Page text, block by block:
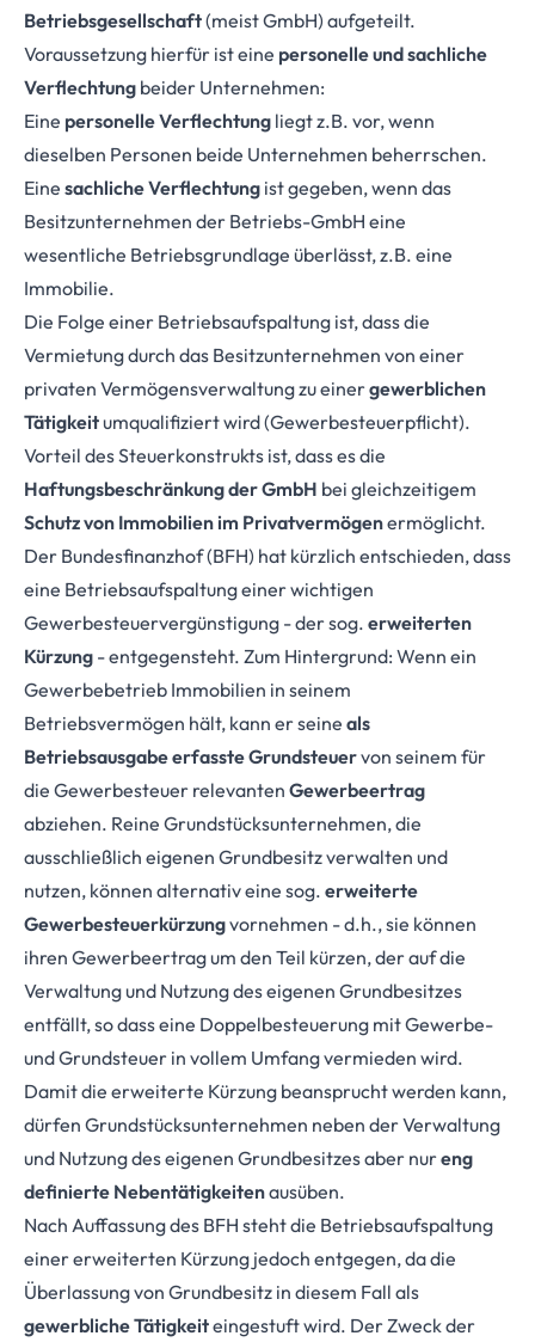
Betriebsgesellschaft(meist GmbH) aufgeteilt.
Voraussetzung hierfür ist eine personelle und sachliche
Verflechtung beider Unternehmen:
Eine personelle Verflechtung liegt z.B. vor, wenn
dieselben Personen beide Unternehmen beherrschen.
Eine sachliche Verflechtung ist gegeben, wenn das
Besitzunternehmen der Betriebs-GmbH eine
wesentliche Betriebsgrundlage überlässt, z.B. eine
Immobilie.
Die Folge einer Betriebsaufspaltung ist, dass die
Vermietung durch das Besitzunternehmen von einer
privaten Vermögensverwaltung zu einergewerblichen
Tätigkeitumqualifiziert wird (Gewerbesteuerpflicht).
Vorteil des Steuerkonstrukts ist, dass es die
Haftungsbeschränkung der GmbH bei gleichzeitigem
Schutz von Immobilien im Privatvermögenermöglicht.
Der Bundesfinanzhof (BFH) hat kürzlich entschieden, dass
eine Betriebsaufspaltung einer wichtigen
Gewerbesteuervergünstigung - der sog. erweiterten
Kürzung - entgegensteht. Zum Hintergrund: Wenn ein
Gewerbebetrieb Immobilien in seinem
Betriebsvermögen hält, kann er seine als
Betriebsausgabe erfasste Grundsteuervon seinem für
die Gewerbesteuer relevanten Gewerbeertrag
abziehen. Reine Grundstücksunternehmen, die
ausschließlich eigenen Grundbesitz verwalten und
nutzen, können alternativ eine sog. erweiterte
Gewerbesteuerkürzungvornehmen - d.h., sie können
ihren Gewerbeertrag um den Teil kürzen, der auf die
Verwaltung und Nutzung des eigenen Grundbesitzes
entfällt, so dass eine Doppelbesteuerung mit Gewerbe-
und Grundsteuer in vollem Umfang vermieden wird.
Damit die erweiterte Kürzung beansprucht werden kann,
dürfen Grundstücksunternehmen neben der Verwaltung
und Nutzung des eigenen Grundbesitzes aber nureng
definierte Nebentätigkeitenausüben.
Nach Auffassung des BFH steht die Betriebsaufspaltung
einer erweiterten Kürzung jedoch entgegen, da die
Überlassung von Grundbesitz in diesem Fall als
gewerbliche Tätigkeiteingestuft wird. Der Zweck der